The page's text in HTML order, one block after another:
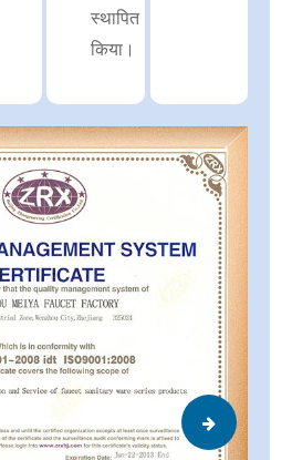
स्थापित
किया।